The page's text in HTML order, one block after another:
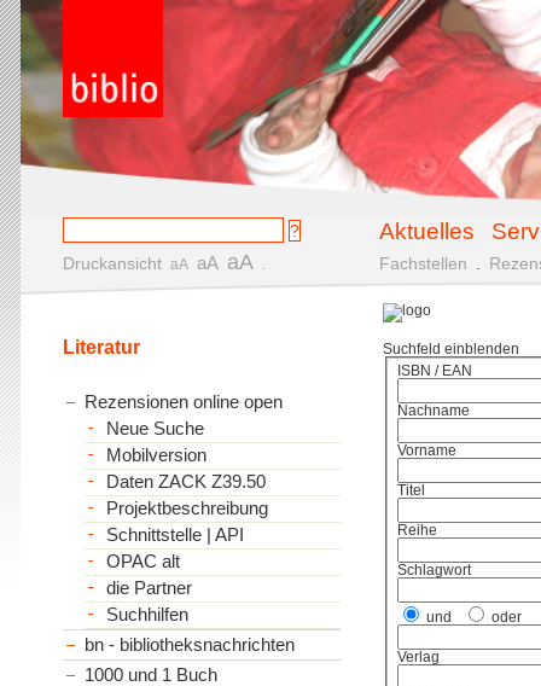
Aktuelles
Druckansicht aA aA aA Fachstellen
Suchfeld einblenden
ISBN / EAN
Nachname
Vorname
Titel
Reihe
Schlagwort
und oder
Verlag
Literatur
Rezensionen online open
Neue Suche
Mobilversion
Daten ZACK Z39.50
Projektbeschreibung
Schnittstelle | API
OPAC alt
die Partner
Suchhilfen
bn - bibliotheksnachrichten
1000 und 1 Buch